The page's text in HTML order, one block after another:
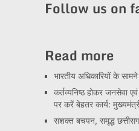
Follow us on
Read more
भारतीय अधिकारियों के
कर्तव्यनिष्ठ होकर जनसेवा
पर करें बेहतर कार्य:
सशक्त बचपन, समृद्ध